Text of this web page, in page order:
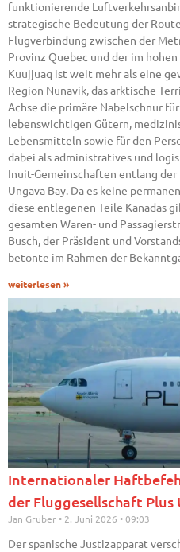
funktionierende
strategische Bedeutung der
Flugverbindung zwischen der
Provinz Quebec und der im
Kuujjuaq ist weit mehr als eine
Region Nunavik, das arktische
Achse die primäre Nabelschnur
lebenswichtigen Gütern,
Lebensmitteln sowie für den
dabei als administratives und
Inuit-Gemeinschaften entlang der
Ungava Bay. Da es keine
diese entlegenen Teile Kanadas
gesamten Waren- und
Busch, der Präsident und
betonte im Rahmen der
weiterlesen »
Internationaler
der Fluggesellschaft Plus
Jan Gruber 2. Juni 2026 09:03
Der spanische Justizapparat